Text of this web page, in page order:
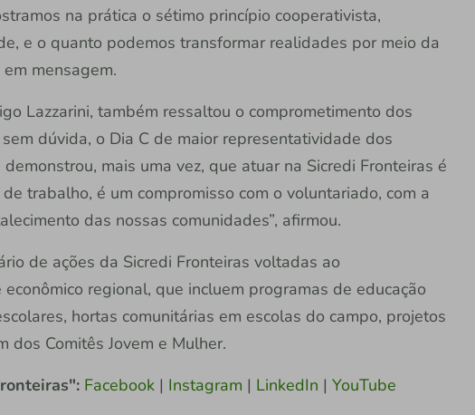
na prática o sétimo princípio cooperativista,
e o quanto podemos transformar realidades por meio da
em mensagem.
Lazzarini, também ressaltou o comprometimento dos
dúvida, o Dia C de maior representatividade dos
mais uma vez, que atuar na Sicredi Fronteiras é
trabalho, é um compromisso com o voluntariado, com a
das nossas comunidades”, afirmou.
de ações da Sicredi Fronteiras voltadas ao
regional, que incluem programas de educação
hortas comunitárias em escolas do campo, projetos
dos Comitês Jovem e Mulher.
Facebook| Instagram | LinkedIn | YouTube